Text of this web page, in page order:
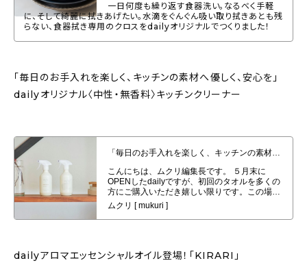
一日何度も繰り返す食器洗い。なるべく手軽
に、そして綺麗に拭きあげたい。水滴をぐんぐん吸い取り拭きあとも残
らない、食器拭き専用のクロスをdailyオリジナルでつくりました！
「毎日のお手入れを楽しく、キッチンの素材へ優しく、安心を」
dailyオリジナル〈中性・無香料〉キッチンクリーナー
「毎日のお手入れを楽しく、キッチンの素材へ優しく、安心を」dailyオリジナ
ル〈中性・無香料〉キッチンクリーナー
dailyアロマエッセンシャルオイル登場！「KIRARI」